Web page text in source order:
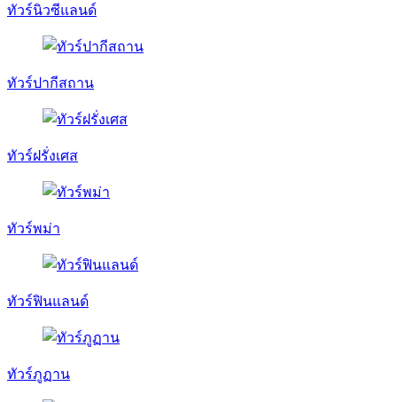
ทัวร์นิวซีแลนด์
ทัวร์ปากีสถาน
ทัวร์ฝรั่งเศส
ทัวร์พม่า
ทัวร์ฟินแลนด์
ทัวร์ภูฏาน